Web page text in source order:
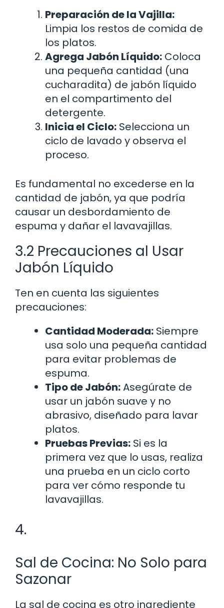
Preparación de la Vajilla:
Limpia los restos de comida de
los platos.
Agrega Jabón Líquido: Coloca
una pequeña cantidad (una
cucharadita) de jabón líquido
en el compartimento del
detergente.
Inicia el Ciclo: Selecciona un
ciclo de lavado y observa el
proceso.
Es fundamental no excederse en la
cantidad de jabón, ya que podría
causar un desbordamiento de
espuma y dañar el lavavajillas.
3.2 Precauciones al Usar
Jabón Líquido
Ten en cuenta las siguientes
precauciones:
Cantidad Moderada: Siempre
usa solo una pequeña cantidad
para evitar problemas de
espuma.
Tipo de Jabón:Asegúrate de
usar un jabón suave y no
abrasivo, diseñado para lavar
platos.
Pruebas Previas: Si es la
primera vez que lo usas, realiza
una prueba en un ciclo corto
para ver cómo responde tu
lavavajillas.
4.
Sal de Cocina: No Solo para
Sazonar
La sal de cocina es otro ingrediente